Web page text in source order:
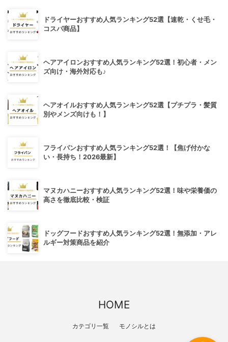
ドライヤーおすすめ人気ランキング52選【速乾・くせ毛・
コスパ商品】
ヘアアイロンおすすめ人気ランキング52選！初心者・メン
ズ向け・海外対応も♪
ヘアオイルおすすめ人気ランキング52選【プチプラ・髪質
別やメンズ向けも！】
フライパンおすすめ人気ランキング52選！【焦げ付かな
い・長持ち！2026最新】
マヌカハニーおすすめ人気ランキング52選！味や栄養価の
高さを徹底比較・検証
ドッグフードおすすめ人気ランキング52選！無添加・アレ
ルギー対策商品を紹介
HOME
カテゴリ一覧 モノシルとは